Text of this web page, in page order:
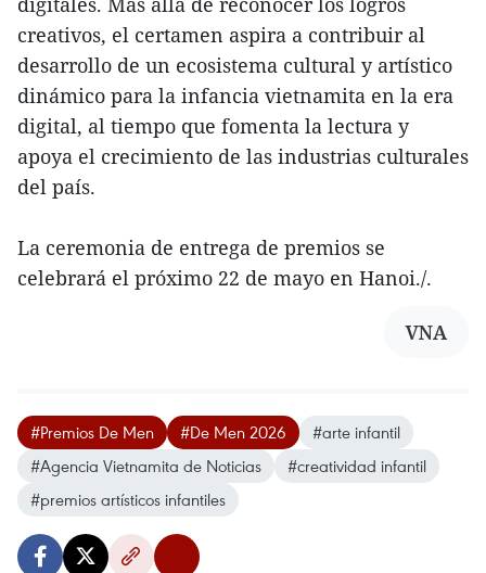
creativos, el certamen aspira a contribuir al
desarrollo de un ecosistema cultural y artístico
dinámico para la infancia vietnamita en la era
digital, al tiempo que fomenta la lectura y
apoya el crecimiento de las industrias culturales
del país.
La ceremonia de entrega de premios se
celebrará el próximo 22 de mayo en Hanoi./.
VNA
#Premios De Men #De Men 2026
#arte infantil
#Agencia Vietnamita de Noticias
#creatividad infantil
#premios artísticos infantiles